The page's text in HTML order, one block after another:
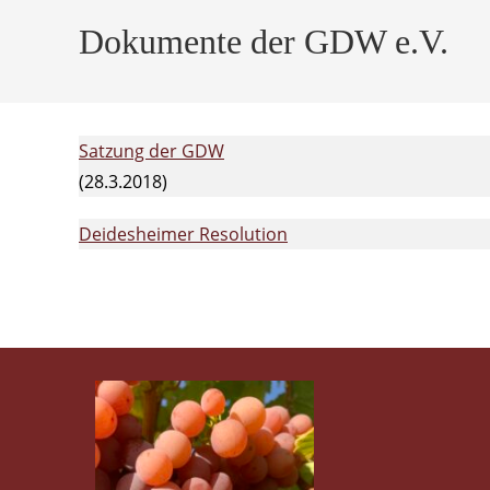
Dokumente der GDW e.V.
Satzung der GDW
(28.3.2018)
Deidesheimer Resolution